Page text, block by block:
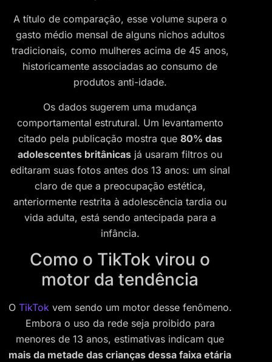
A título de comparação, esse volume supera o
gasto médio mensal de alguns nichos adultos
tradicionais, como mulheres acima de 45 anos,
historicamente associadas ao consumo de
produtos anti-idade.
Os dados sugerem uma mudança
comportamental estrutural. Um levantamento
citado pela publicação mostra que 80% das
adolescentes britânicas já usaram filtros ou
editaram suas fotos antes dos 13 anos: um sinal
claro de que a preocupação estética,
anteriormente restrita à adolescência tardia ou
vida adulta, está sendo antecipada para a
infância.
Como o TikTok virou o
motor da tendência
O TikTokvem sendo um motor desse fenômeno.
Embora o uso da rede seja proibido para
menores de 13 anos, estimativas indicam que
mais da metade das crianças dessa faixa etária